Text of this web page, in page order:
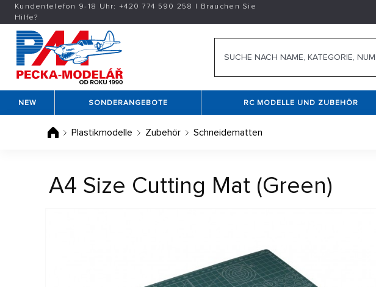
Kundentelefon 9-18 Uhr: +420774 590 258 | Brauchen Sie
Hilfe?
NEW SONDERANGEBOTE RC MODELLE UND ZUBEHÖR
Plastikmodelle Zubehör Schneidematten
A4 Size Cutting Mat (Green)